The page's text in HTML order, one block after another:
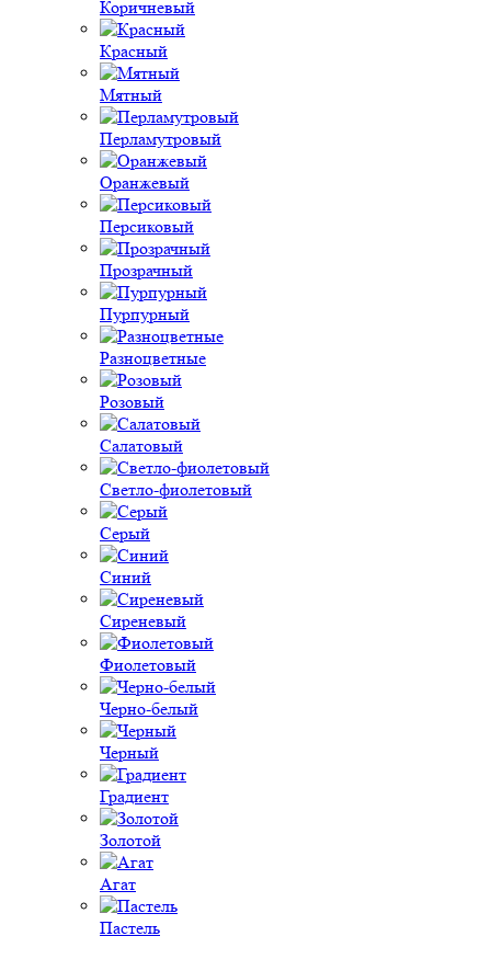
Коричневый
Красный
Мятный
Перламутровый
Оранжевый
Персиковый
Прозрачный
Пурпурный
Разноцветные
Розовый
Салатовый
Светло-фиолетовый
Серый
Синий
Сиреневый
Фиолетовый
Черно-белый
Черный
Градиент
Золотой
Агат
Пастель